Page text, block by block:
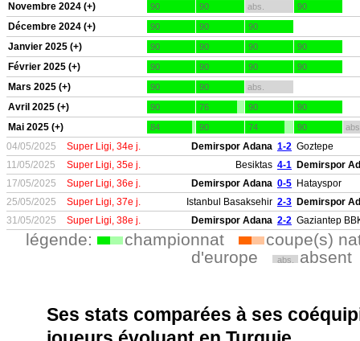
Novembre 2024 (+) 90 90 abs. 90
Décembre 2024 (+) 90 90 90
Janvier 2025 (+) 90 90 90 90
Février 2025 (+) 90 90 90 90
Mars 2025 (+) 90 90 abs.
Avril 2025 (+) 90 76 90 90
Mai 2025 (+) 84 90 74 90
04/05/2025 Super Ligi, 34e j. Demirspor Adana 1-2 Goztepe
11/05/2025
Super Ligi, 35e j. Besiktas 4-1 Demirspor
17/05/2025
Super Ligi, 36e j. Demirspor Adana 0-5 Hatayspor
25/05/2025
Super Ligi, 37e j. Istanbul Basaksehir 2-3 Demirspor
31/05/2025
Super Ligi, 38e j. Demirspor Adana 2-2 Gaziantep
légende: championnat
coupe(s)
d'europe
abs. absent
Ses stats comparées à ses